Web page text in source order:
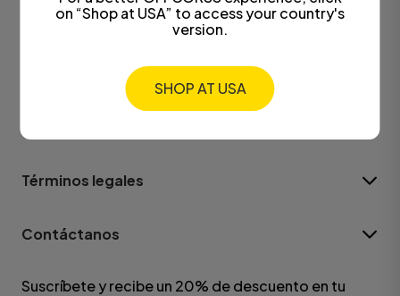
on “Shop at USA” to access your country's
version.
SHOP AT USA
Términos legales
Contáctanos
Suscríbete y recibe un 20% de descuento en tu